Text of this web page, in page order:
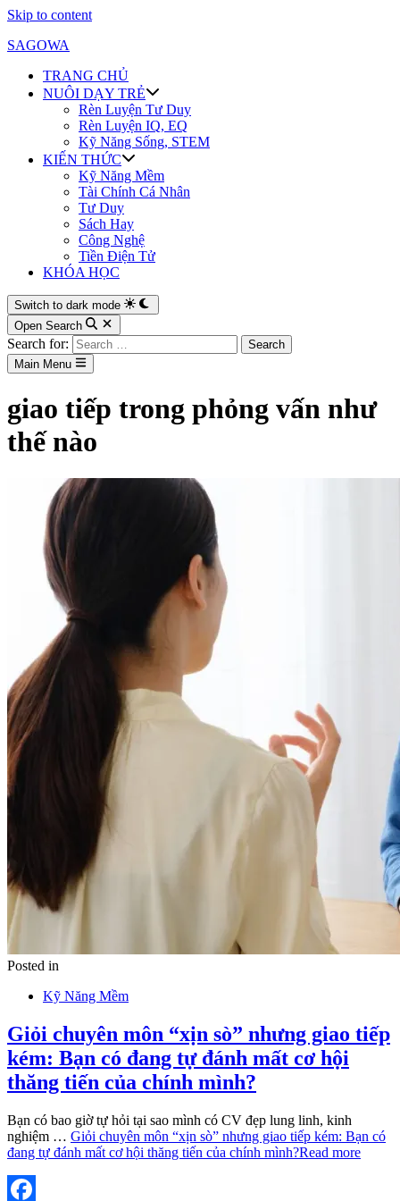
Skip to content
SAGOWA
TRANG CHỦ
NUÔI DẠY TRẺ
Rèn Luyện Tư Duy
Rèn Luyện IQ, EQ
Kỹ Năng Sống, STEM
KIẾN THỨC
Kỹ Năng Mềm
Tài Chính Cá Nhân
Tư Duy
Sách Hay
Công Nghệ
Tiền Điện Tử
KHÓA HỌC
Switch to dark mode
Open Search
Search for:
Main Menu
giao tiếp trong phỏng vấn như
thế nào
Posted in
Kỹ Năng Mềm
Giỏi chuyên môn “xịn sò” nhưng giao tiếp
kém: Bạn có đang tự đánh mất cơ hội
thăng tiến của chính mình?
Bạn có bao giờ tự hỏi tại sao mình có CV đẹp lung linh, kinh
nghiệm … Giỏi chuyên môn “xịn sò” nhưng giao tiếp kém: Bạn có
đang tự đánh mất cơ hội thăng tiến của chính mình?Read more